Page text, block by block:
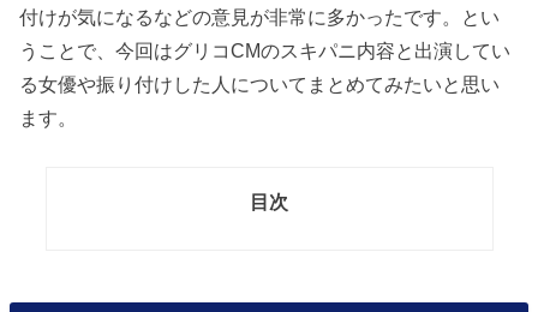
付けが気になるなどの意見が非常に多かったです。とい
うことで、今回はグリコCMのスキパニ内容と出演してい
る女優や振り付けした人についてまとめてみたいと思い
ます。
目次